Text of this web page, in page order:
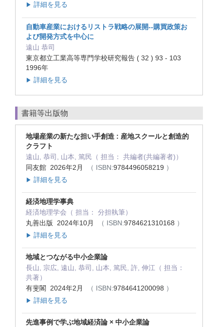
▶ 詳細を見る
自動車産業におけるリストラ戦略の展開--購買政策お
よび開発方式を中心に
遠山 恭司
東京都立工業高等専門学校研究報告 ( 32 ) 93 - 103
1996年
▶ 詳細を見る
書籍等出版物
地場産業の新たな担い手創造 : 産地スクールと創造的
クラフト
遠山, 恭司, 山本, 篤民（ 担当： 共編者(共編著者)）
同友館 2026年2月
（ ISBN:9784496058219 ）
▶ 詳細を見る
経済地理学事典
経済地理学会（ 担当： 分担執筆）
丸善出版 2024年10月
（ ISBN:9784621310168 ）
▶ 詳細を見る
地域とつながる中小企業論
長山, 宗広, 遠山, 恭司, 山本, 篤民, 許, 伸江（ 担当：
共著）
有斐閣 2024年2月
（ ISBN:9784641200098 ）
▶ 詳細を見る
先進事例で学ぶ地域経済論 × 中小企業論